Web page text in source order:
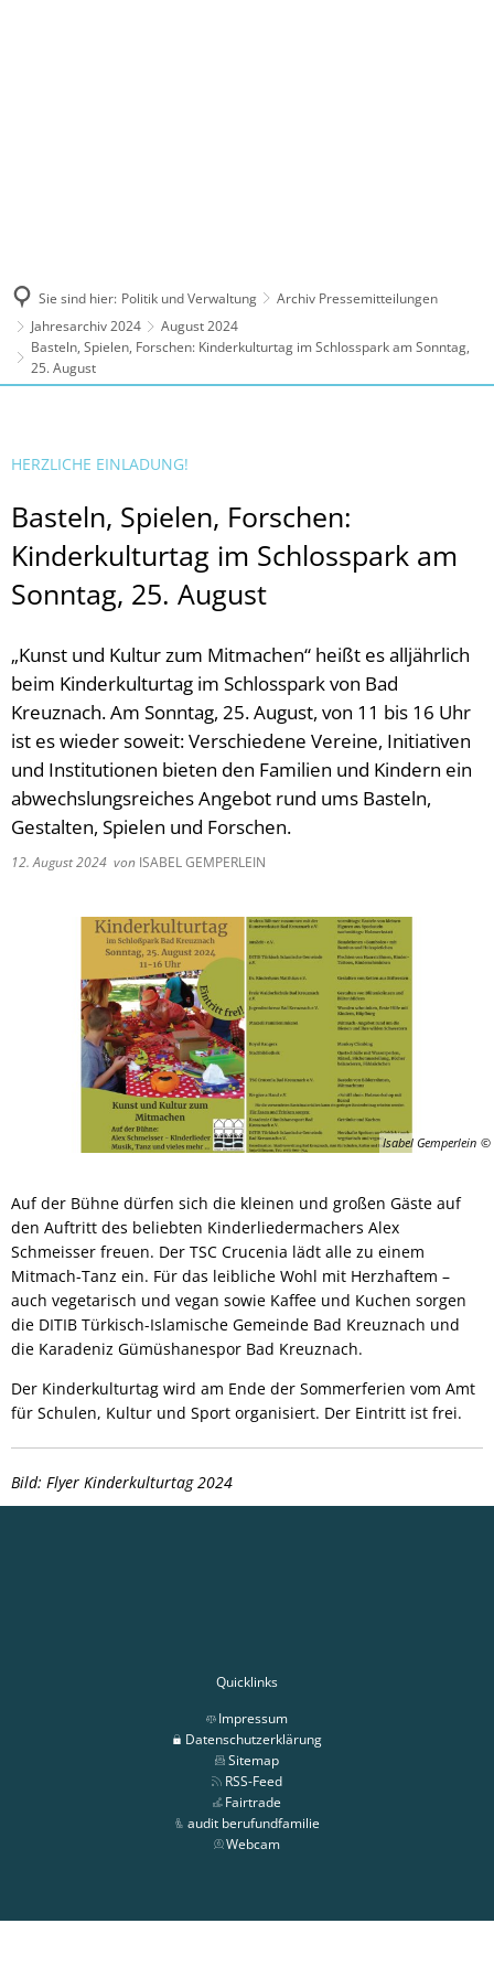
Sie sind hier: Politik und Verwaltung
Archiv Pressemitteilungen
Jahresarchiv 2024
August 2024
Basteln, Spielen, Forschen: Kinderkulturtag im Schlosspark am Sonntag,
25. August
HERZLICHE EINLADUNG!
Basteln, Spielen, Forschen:
Kinderkulturtag im Schlosspark am
Sonntag, 25. August
„Kunst und Kultur zum Mitmachen“ heißt es alljährlich
beim Kinderkulturtag im Schlosspark von Bad
Kreuznach. Am Sonntag, 25. August, von 11 bis 16 Uhr
ist es wieder soweit: Verschiedene Vereine, Initiativen
und Institutionen bieten den Familien und Kindern ein
abwechslungsreiches Angebot rund ums Basteln,
Gestalten, Spielen und Forschen.
12. August 2024 von ISABEL GEMPERLEIN
Isabel Gemperlein
Auf der Bühne dürfen sich die kleinen und großen Gäste auf
den Auftritt des beliebten Kinderliedermachers Alex
Schmeisser freuen. Der TSC Crucenia lädt alle zu einem
Mitmach-Tanz ein. Für das leibliche Wohl mit Herzhaftem –
auch vegetarisch und vegan sowie Kaffee und Kuchen sorgen
die DITIB Türkisch-Islamische Gemeinde Bad Kreuznach und
die Karadeniz Gümüshanespor Bad Kreuznach.
Der Kinderkulturtag wird am Ende der Sommerferien vom Amt
für Schulen, Kultur und Sport organisiert. Der Eintritt ist frei.
Bild: Flyer Kinderkulturtag 2024
Quicklinks
Impressum
Datenschutzerklärung
Sitemap
RSS-Feed
Fairtrade
audit berufundfamilie
Webcam